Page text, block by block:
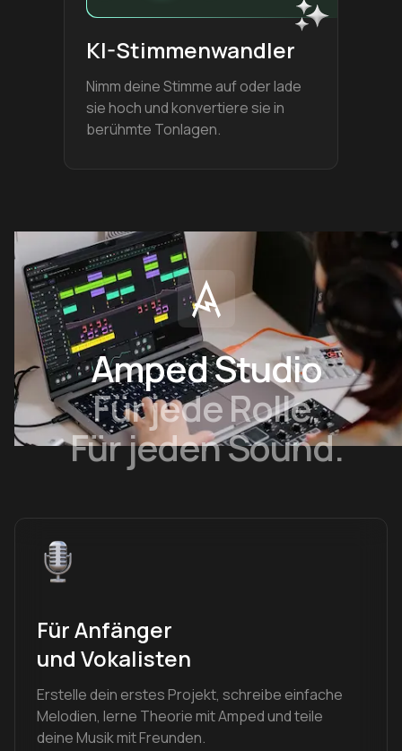
KI-Stimmenwandler
Nimm deine Stimme auf oder lade
sie hoch und konvertiere sie in
berühmte Tonlagen.
Amped Studio
Für jede Rolle.
Für jeden Sound.
Für Anfänger
und Vokalisten
Erstelle dein erstes Projekt, schreibe einfache
Melodien, lerne Theorie mit Amped und teile
deine Musik mit Freunden.